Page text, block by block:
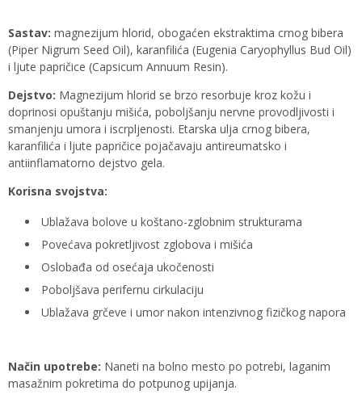
Sastav: magnezijum hlorid, obogaćen ekstraktima crnog bibera
(Piper Nigrum Seed Oil), karanfilića (Eugenia Caryophyllus Bud Oil)
i ljute papričice (Capsicum Annuum Resin).
Dejstvo: Magnezijum hlorid se brzo resorbuje kroz kožu i
doprinosi opuštanju mišića, poboljšanju nervne provodljivosti i
smanjenju umora i iscrpljenosti. Etarska ulja crnog bibera,
karanfilića i ljute papričice pojačavaju antireumatsko i
antiinflamatorno dejstvo gela.
Korisna svojstva:
Ublažava bolove u koštano-zglobnim strukturama
Povećava pokretljivost zglobova i mišića
Oslobađa od osećaja ukočenosti
Poboljšava perifernu cirkulaciju
Ublažava grčeve i umor nakon intenzivnog fizičkog napora
Način upotrebe: Naneti na bolno mesto po potrebi, laganim
masažnim pokretima do potpunog upijanja.